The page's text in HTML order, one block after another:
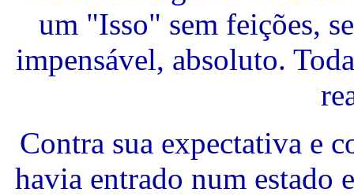
um "Isso" sem feições,
impensável, absoluto.
Contra sua expectativa e
havia entrado num estado